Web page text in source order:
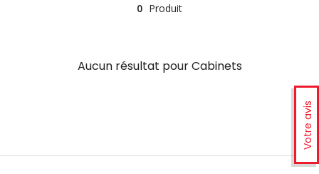
Votre avis
0 Produit
Aucun résultat pourCabinets